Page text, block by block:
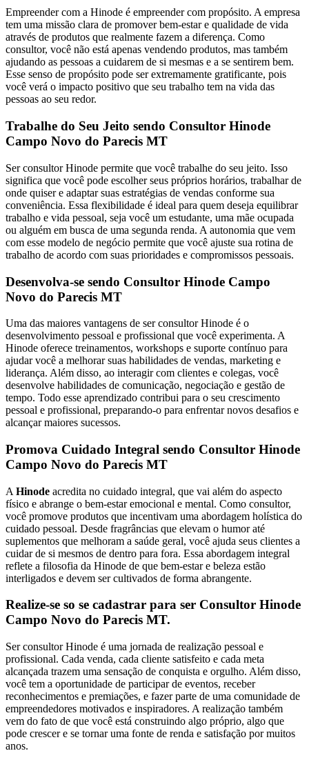
Empreender com a Hinode é empreender com propósito. A empresa
tem uma missão clara de promover bem-estar e qualidade de vida
através de produtos que realmente fazem a diferença. Como
consultor, você não está apenas vendendo produtos, mas também
ajudando as pessoas a cuidarem de si mesmas e a se sentirem bem.
Esse senso de propósito pode ser extremamente gratificante, pois
você verá o impacto positivo que seu trabalho tem na vida das
pessoas ao seu redor.
Trabalhe do Seu Jeito sendo Consultor Hinode
Campo Novo do Parecis MT
Ser consultor Hinode permite que você trabalhe do seu jeito. Isso
significa que você pode escolher seus próprios horários, trabalhar de
onde quiser e adaptar suas estratégias de vendas conforme sua
conveniência. Essa flexibilidade é ideal para quem deseja equilibrar
trabalho e vida pessoal, seja você um estudante, uma mãe ocupada
ou alguém em busca de uma segunda renda. A autonomia que vem
com esse modelo de negócio permite que você ajuste sua rotina de
trabalho de acordo com suas prioridades e compromissos pessoais.
Desenvolva-se sendo Consultor Hinode Campo
Novo do Parecis MT
Uma das maiores vantagens de ser consultor Hinode é o
desenvolvimento pessoal e profissional que você experimenta. A
Hinode oferece treinamentos, workshops e suporte contínuo para
ajudar você a melhorar suas habilidades de vendas, marketing e
liderança. Além disso, ao interagir com clientes e colegas, você
desenvolve habilidades de comunicação, negociação e gestão de
tempo. Todo esse aprendizado contribui para o seu crescimento
pessoal e profissional, preparando-o para enfrentar novos desafios e
alcançar maiores sucessos.
Promova Cuidado Integral sendo Consultor Hinode
Campo Novo do Parecis MT
A Hinode acredita no cuidado integral, que vai além do aspecto
físico e abrange o bem-estar emocional e mental. Como consultor,
você promove produtos que incentivam uma abordagem holística do
cuidado pessoal. Desde fragrâncias que elevam o humor até
suplementos que melhoram a saúde geral, você ajuda seus clientes a
cuidar de si mesmos de dentro para fora. Essa abordagem integral
reflete a filosofia da Hinode de que bem-estar e beleza estão
interligados e devem ser cultivados de forma abrangente.
Realize-se so se cadastrar para ser Consultor Hinode
Campo Novo do Parecis MT.
Ser consultor Hinode é uma jornada de realização pessoal e
profissional. Cada venda, cada cliente satisfeito e cada meta
alcançada trazem uma sensação de conquista e orgulho. Além disso,
você tem a oportunidade de participar de eventos, receber
reconhecimentos e premiações, e fazer parte de uma comunidade de
empreendedores motivados e inspiradores. A realização também
vem do fato de que você está construindo algo próprio, algo que
pode crescer e se tornar uma fonte de renda e satisfação por muitos
anos.